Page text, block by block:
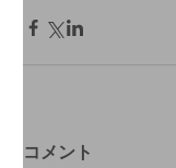
コメント